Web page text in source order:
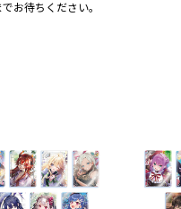
お待ちください。